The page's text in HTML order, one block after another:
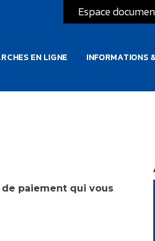
Espace
EN LIGNE INFORMATIONS
paiement qui vous